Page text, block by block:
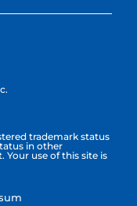
trademark status
in other
Your use of this site is